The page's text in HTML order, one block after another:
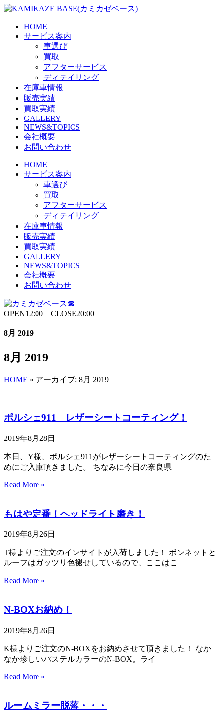
Skip
content
HOME
サービス案内
車選び
買取
アフターサービス
ディテイリング
在庫車情報
販売実績
買取実績
GALLERY
NEWS&TOPICS
会社概要
お問い合わせ
HOME
サービス案内
車選び
買取
アフターサービス
ディテイリング
在庫車情報
販売実績
買取実績
GALLERY
NEWS&TOPICS
会社概要
お問い合わせ
OPEN12:00 CLOSE20:00
8月 2019
8月 2019
HOME » アーカイブ: 8月 2019
ポルシェ911 レザーシートコーティング！
2019年8月28日
本日、Y様、ポルシェ911がレザーシートコーティングのた
めにご入庫頂きました。 ちなみに今日の奈良県
Read More »
もはや定番！ヘッドライト磨き！
2019年8月26日
T様よりご注文のインサイトが入荷しました！ ボンネットと
ルーフはガッツリ色褪せしているので、ここはこ
Read More »
N-BOXお納め！
2019年8月26日
K様よりご注文のN-BOXをお納めさせて頂きました！ なか
なか珍しいパステルカラーのN-BOX。ライ
Read More »
ルームミラー脱落・・・